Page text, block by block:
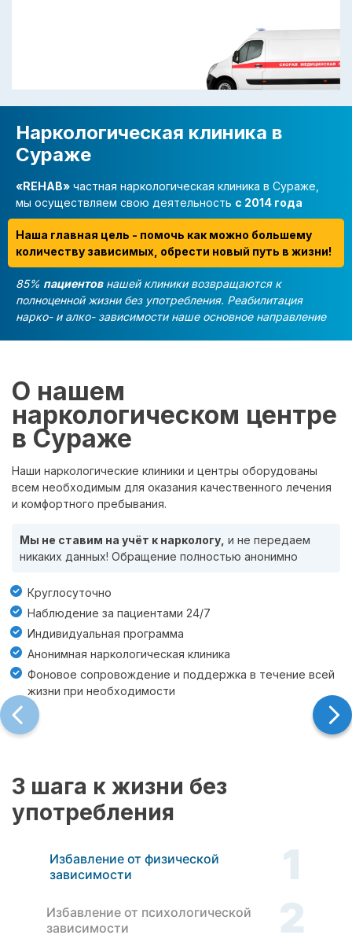
Наркологическая клиника в
Сураже
«REHAB» частная наркологическая клиника в Сураже,
мы осуществляем свою деятельность с 2014 года
Наша главная цель - помочь как можно большему
количеству зависимых, обрести новый путь в жизни!
85% пациентовнашей клиники возвращаются к
полноценной жизни без употребления. Реабилитация
нарко- и алко- зависимости наше основное направление
О нашем
наркологическом центре
в Сураже
Наши наркологические клиники и центры оборудованы
всем необходимым для оказания качественного лечения
и комфортного пребывания.
Мы не ставим на учёт к наркологу, и не передаем
никаких данных! Обращение полностью анонимно
Круглосуточно
Наблюдение за пациентами 24/7
Индивидуальная программа
Анонимная наркологическая клиника
Фоновое сопровождение и поддержка в течение всей
жизни при необходимости
3 шага к жизни без
употребления
Избавление от физической
зависимости
1
Избавление от психологической
зависимости
2